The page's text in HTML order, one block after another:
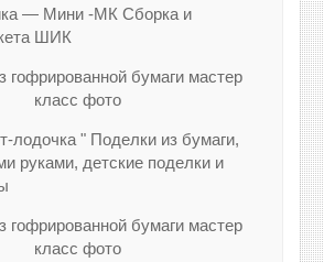
— Мини -МК Сборка и
ШИК
лодочка " Поделки из бумаги,
руками, детские поделки и